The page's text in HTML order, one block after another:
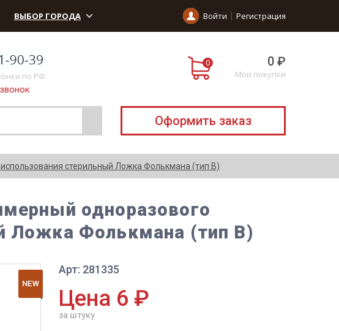
ВЫБОР ГОРОДА Войти Регистрация
по РФ
0 ₽
Мои покупки
Оформить заказ
стерильный Ложка Фолькмана (тип В)
одноразового
Ложка Фолькмана (тип В)
NEW
Арт: 281335
Цена 6 ₽
за штуку